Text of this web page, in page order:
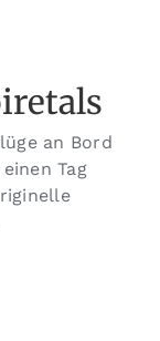
an Bord
Tag